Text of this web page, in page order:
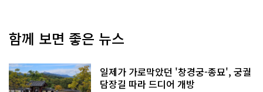
함께 보면 좋은 뉴스
일제가 가로막았던 '창경궁-종묘', 궁궐
담장길 따라 드디어 개방